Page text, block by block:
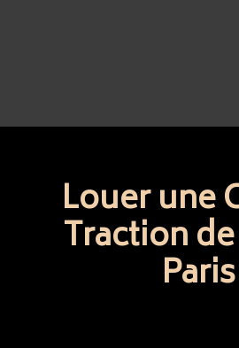
Louer une
Traction de
Paris